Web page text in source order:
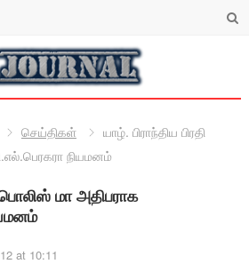
செய்திகள்
யாழ். பிராந்திய பிரதி
நியமனம்
பொலிஸ் மா அதிபராக
at 10:11